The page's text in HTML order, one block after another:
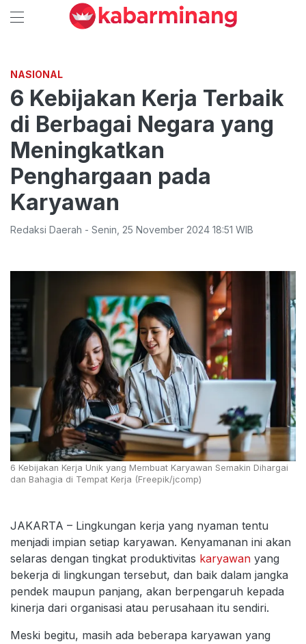
NASIONAL
6 Kebijakan Kerja Terbaik
di Berbagai Negara yang
Meningkatkan
Penghargaan pada
Karyawan
Redaksi Daerah - Senin 25 November 2024 18:51 WIB
6 Kebijakan Kerja Unik yang Membuat Karyawan Semakin Dihargai
dan Bahagia di Tempat Kerja (Freepik/jcomp)
JAKARTA – Lingkungan kerja yang nyaman tentu
menjadi impian setiap karyawan. Kenyamanan ini akan
selaras dengan tingkat produktivitas karyawan yang
bekerja di lingkungan tersebut, dan baik dalam jangka
pendek maupun panjang, akan berpengaruh kepada
kinerja dari organisasi atau perusahaan itu sendiri.
Meski begitu, masih ada beberapa karyawan yang